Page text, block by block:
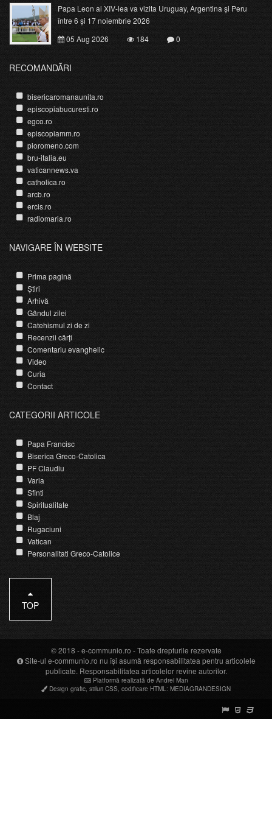
Papa Leon al XIV-lea va vizita Uruguay, Argentina și Peru
între 6 și 17 noiembrie 2026
05 Aug 2026
184 0
RECOMANDĂRI
bisericaromanaunita.ro
episcopiabucuresti.ro
egco.ro
episcopiamm.ro
pioromeno.com
bru-italia.eu
vaticannews.va
catholica.ro
arcb.ro
ercis.ro
radiomaria.ro
NAVIGARE ÎN WEBSITE
Prima pagină
Știri
Arhivă
Gândul zilei
Catehismul zi de zi
Recenzii cărți
Comentariu evanghelic
Video
Curia
Contact
CATEGORII ARTICOLE
Papa Francisc
Biserica Greco-Catolica
PF Claudiu
Varia
Sfinti
Spiritualitate
Blaj
Rugaciuni
Vatican
Personalitati Greco-Catolice
TOP
© 2018 -e-communio.ro - Toate drepturile rezervate
Site-ul e-communio.ro nu își asumă responsabilitatea pentru articolele
publicate. Responsabilitatea articolelor revine autorilor.
Platformă realizată de Andrei Man
Design grafic, stiluri CSS, codificare HTML: MEDIAGRANDESIGN